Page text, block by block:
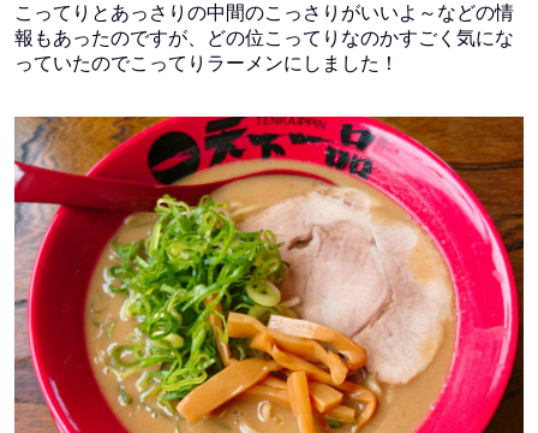
こってりとあっさりの中間のこっさりがいいよ～などの情
報もあったのですが、どの位こってりなのかすごく気にな
っていたのでこってりラーメンにしました！